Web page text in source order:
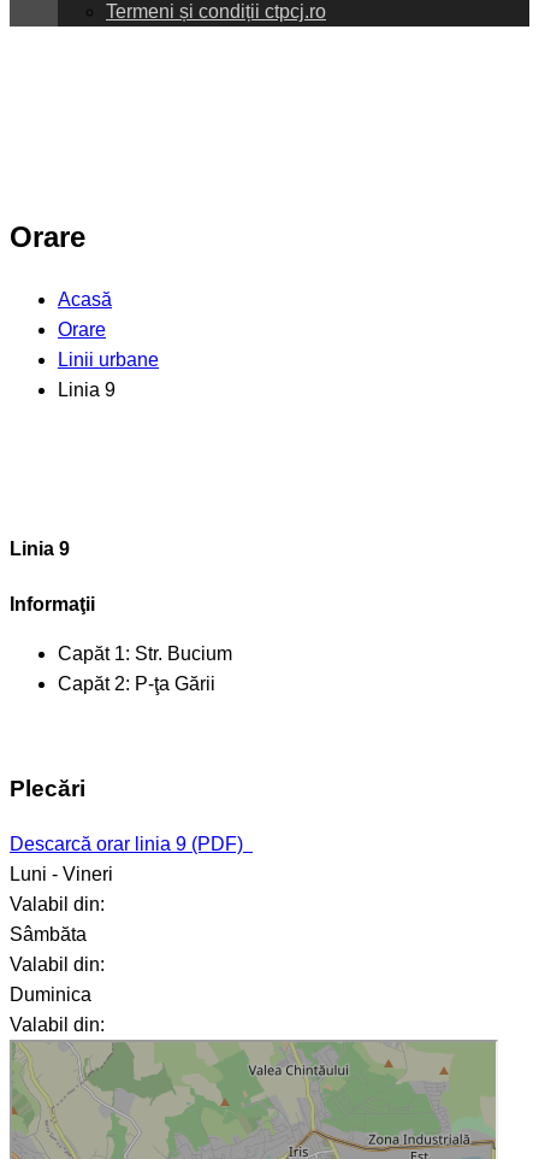
Termeni și condiții ctpcj.ro
Orare
Acasă
Orare
Linii urbane
Linia 9
Linia 9
Informaţii
Capăt 1: Str. Bucium
Capăt 2: P-ţa Gării
Plecări
Descarcă orar linia 9 (PDF)
Luni - Vineri
Valabil din:
Sâmbăta
Valabil din:
Duminica
Valabil din: